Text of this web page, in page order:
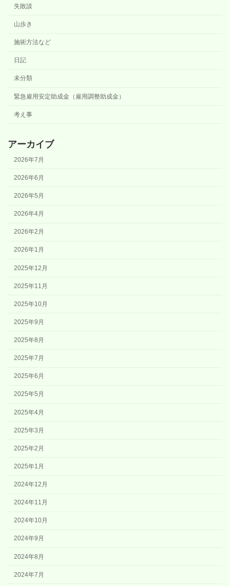
失敗談
山歩き
施術方法など
日記
未分類
緊急雇用安定助成金（雇用調整助成金）
考え事
アーカイブ
2026年7月
2026年6月
2026年5月
2026年4月
2026年2月
2026年1月
2025年12月
2025年11月
2025年10月
2025年9月
2025年8月
2025年7月
2025年6月
2025年5月
2025年4月
2025年3月
2025年2月
2025年1月
2024年12月
2024年11月
2024年10月
2024年9月
2024年8月
2024年7月